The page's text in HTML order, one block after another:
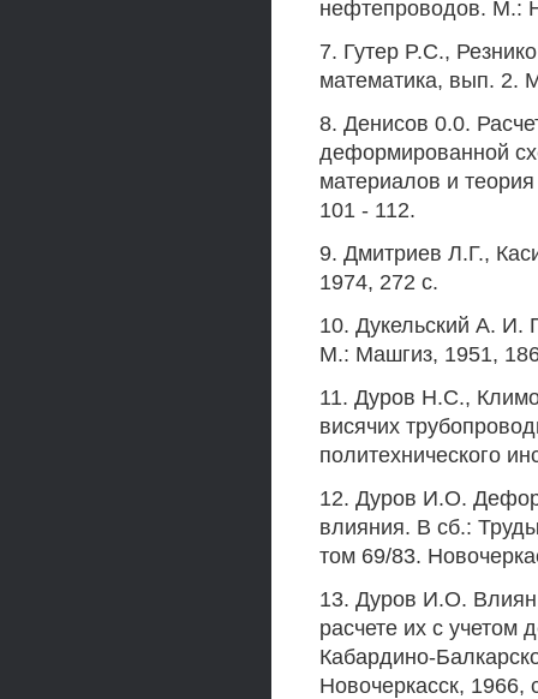
нефтепроводов. М.:
7. Гутер P.C.,
математика, вып. 2.
8. Денисов 0.0.
деформированной
материалов и
101 - 112.
9. Дмитриев Л.Г.,
1974, 272 с.
10. Дукельский А. И.
М.: Машгиз, 1951,
11. Дуров Н.С.,
висячих
политехнического
12. Дуров И.О.
влияния. В сб.:
том 69/83.
13. Дуров И.О.
расчете их с
Кабардино-
Новочеркасск, 1966,